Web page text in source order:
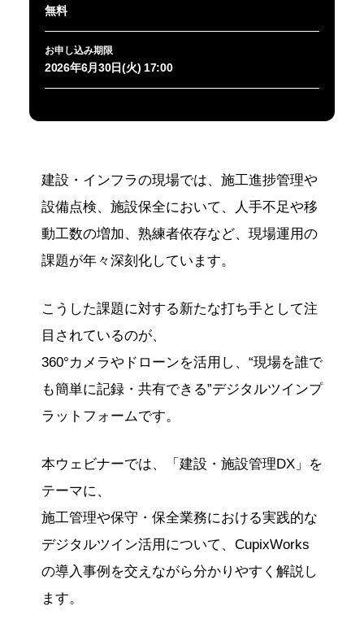
無料
お申し込み期限
2026年6月30日(火) 17:00
建設・インフラの現場では、施工進捗管理や
設備点検、施設保全において、人手不足や移
動工数の増加、熟練者依存など、現場運用の
課題が年々深刻化しています。
こうした課題に対する新たな打ち手として注
目されているのが、
360°カメラやドローンを活用し、“現場を誰で
も簡単に記録・共有できる”デジタルツインプ
ラットフォームです。
本ウェビナーでは、「建設・施設管理DX」を
テーマに、
施工管理や保守・保全業務における実践的な
デジタルツイン活用について、CupixWorks
の導入事例を交えながら分かりやすく解説し
ます。